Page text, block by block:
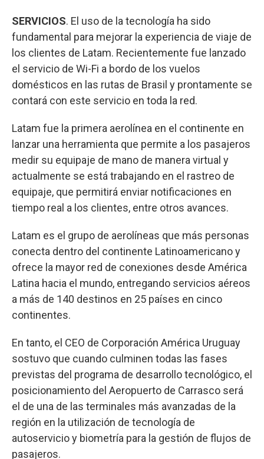
SERVICIOS. El uso de la tecnología ha sido
fundamental para mejorar la experiencia de viaje de
los clientes de Latam. Recientemente fue lanzado
el servicio de Wi-Fi a bordo de los vuelos
domésticos en las rutas de Brasil y prontamente se
contará con este servicio en toda la red.
Latam fue la primera aerolínea en el continente en
lanzar una herramienta que permite a los pasajeros
medir su equipaje de mano de manera virtual y
actualmente se está trabajando en el rastreo de
equipaje, que permitirá enviar notificaciones en
tiempo real a los clientes, entre otros avances.
Latam es el grupo de aerolíneas que más personas
conecta dentro del continente Latinoamericano y
ofrece la mayor red de conexiones desde América
Latina hacia el mundo, entregando servicios aéreos
a más de 140 destinos en 25 países en cinco
continentes.
En tanto, el CEO de Corporación América Uruguay
sostuvo que cuando culminen todas las fases
previstas del programa de desarrollo tecnológico, el
posicionamiento del Aeropuerto de Carrasco será
el de una de las terminales más avanzadas de la
región en la utilización de tecnología de
autoservicio y biometría para la gestión de flujos de
pasajeros.